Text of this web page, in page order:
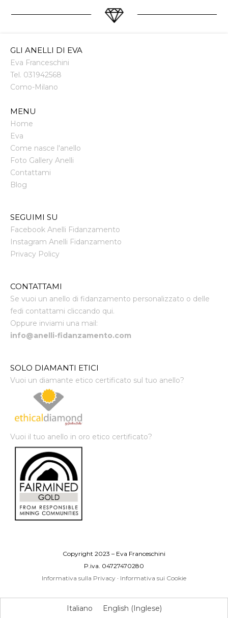
GLI ANELLI DI EVA
Eva Franceschini
Tel. 031942568
Como-Milano
MENU
Home
Eva
Come nasce l'anello
Foto Gallery Anelli
Contattami
Blog
SEGUIMI SU
Facebook Anelli Fidanzamento
Instagram Anelli Fidanzamento
Privacy Policy
CONTATTAMI
Se vuoi un anello di fidanzamento personalizzato o delle
fedi contattami cliccando qui.
Oppure inviami una mail:
info@anelli-fidanzamento.com
SOLO DIAMANTI ETICI
Vuoi un diamante etico certificato sul tuo anello?
Vuoi il tuo anello in oro etico certificato?
Copyright 2023 – Eva Franceschini
P.iva. 04727470280
Informativa sulla Privacy · Informativa sui Cookie
Italiano English (Inglese)